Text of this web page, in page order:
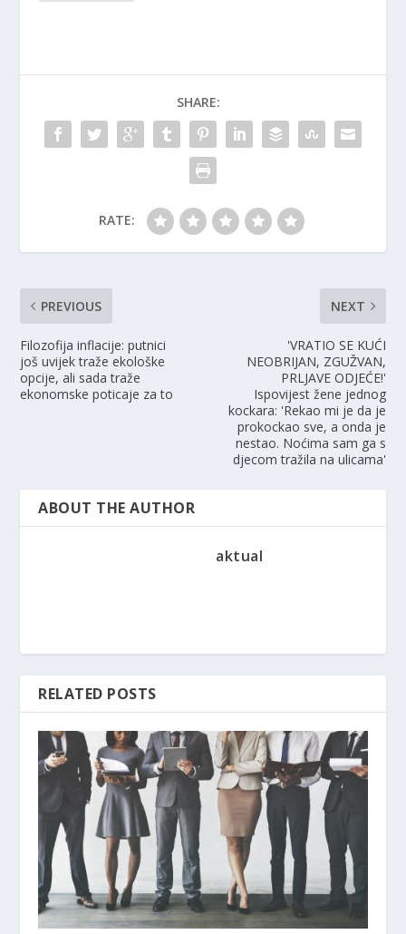
SHARE:
RATE:
PREVIOUS
Filozofija inflacije: putnici
još uvijek traže ekološke
opcije, ali sada traže
ekonomske poticaje za to
NEXT
'VRATIO SE KUĆI
NEOBRIJAN, ZGUŽVAN,
PRLJAVE ODJEĆE!'
Ispovijest žene jednog
kockara: 'Rekao mi je da je
prokockao sve, a onda je
nestao. Noćima sam ga s
djecom tražila na ulicama'
ABOUT THE AUTHOR
aktual
RELATED POSTS